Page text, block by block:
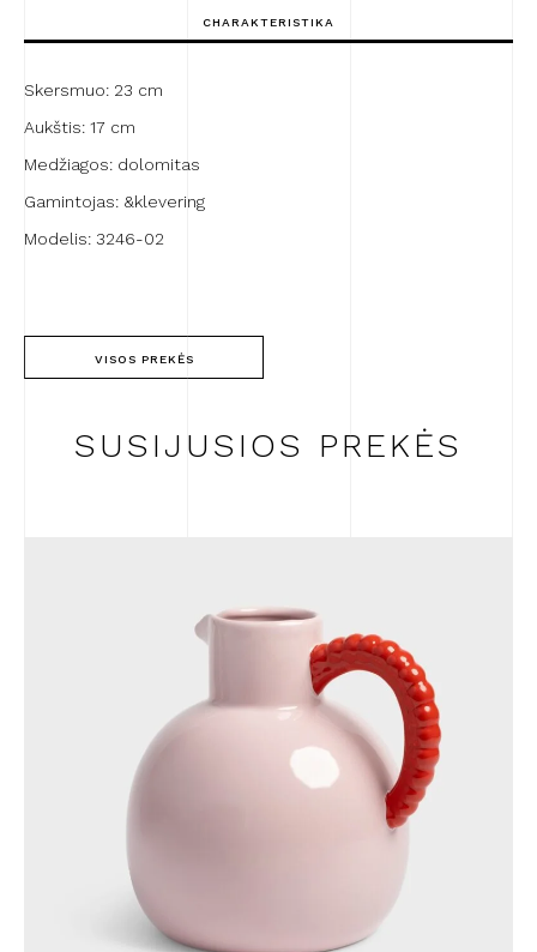
Skersmuo: 23 cm
Aukštis: 17 cm
Medžiagos: dolomitas
Gamintojas: &klevering
Modelis: 3246-02
VISOS PREKĖS
SUSIJUSIOS PREKĖS